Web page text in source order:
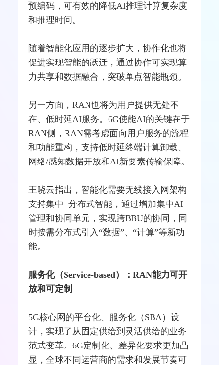
预编码，可有效的降低AI推理计算复杂度
和推理时间。
随着智能化应用的逐步扩大，协作化也将
促进实现智能的跃迁，通过协作可实现算
力共享和数据融合，突破单点智能瓶颈。
另一方面，RAN也将为用户提供无处不
在、低时延AI服务。6G使能AI的关键在于
RAN侧，RAN需考虑面向用户服务的流程
和功能重构，支持低时延终端计算卸载、
网络/感知数据开放和AI新要素传输保障。
王晓云指出，智能化需要无线接入网架构
支持集中+分布式智能，通过增加集中AI
管理和协同单元，实现跨BBU的协同，同
时按需分布式引入“数据”、“计算”等新功
能。
服务化（Service-based）：RAN能力可开
放和可定制
5G核心网的平台化、服务化（SBA）设
计，实现了从固定供给到灵活供给的业务
范式变革。6G定制化、差异化要求更加凸
显，全球不同运营商的需求和发展节奏可